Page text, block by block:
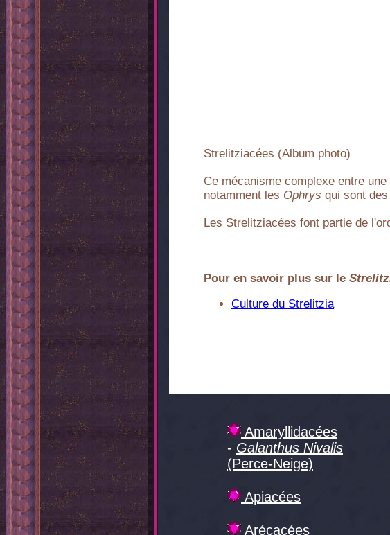
Strelitziacées (Album photo)
Ce mécanisme complexe entre
notamment les Ophrys qui sont
Les Strelitziacées font partie de
Pour en savoir plus sur le
Culture du Strelitzia
Amaryllidacées
- Galanthus Nivalis
(Perce-Neige)
Apiacées
Arécacées